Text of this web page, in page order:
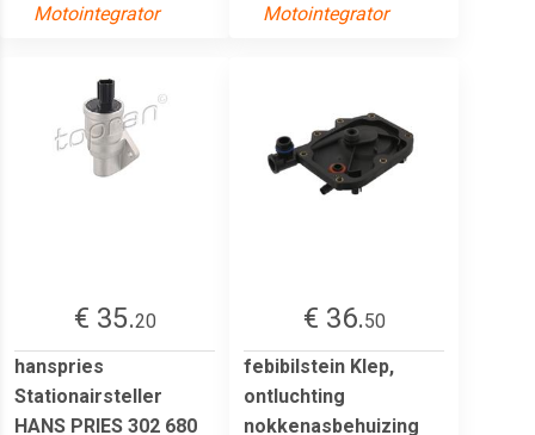
Motointegrator Motointegrator
€ 35.20
hanspries
Stationairsteller
HANS PRIES 302 680
€ 36.50
febibilstein Klep,
ontluchting
nokkenasbehuizing